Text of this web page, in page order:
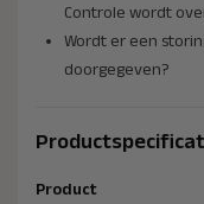
Controle wordt
Wordt er een
doorgegeven?
Product